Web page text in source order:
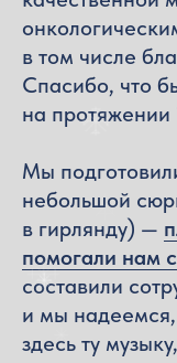
в том числе
Спасибо, что
на протяжении
Мы
небольшой
в гирлянду) —
помогали нам
составили
и мы надеемся,
здесь ту